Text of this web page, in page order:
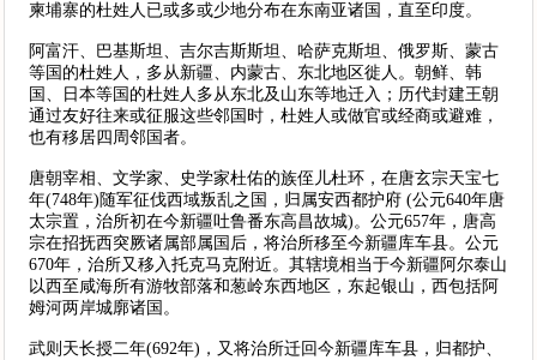
柬埔寨的杜姓人已或多或少地分布在东南亚诸国，直至印度。
阿富汗、巴基斯坦、吉尔吉斯斯坦、哈萨克斯坦、俄罗斯、蒙古
等国的杜姓人，多从新疆、内蒙古、东北地区徙人。朝鲜、韩
国、日本等国的杜姓人多从东北及山东等地迁入；历代封建王朝
通过友好往来或征服这些邻国时，杜姓人或做官或经商或避难，
也有移居四周邻国者。
唐朝宰相、文学家、史学家杜佑的族侄儿杜环，在唐玄宗天宝七
年(748年)随军征伐西域叛乱之国，归属安西都护府 (公元640年唐
太宗置，治所初在今新疆吐鲁番东高昌故城)。公元657年，唐高
宗在招抚西突厥诸属部属国后，将治所移至今新疆库车县。公元
670年，治所又移入托克马克附近。其辖境相当于今新疆阿尔泰山
以西至咸海所有游牧部落和葱岭东西地区，东起银山，西包括阿
姆河两岸城廓诸国。
武则天长授二年(692年)，又将治所迁回今新疆库车县，归都护、